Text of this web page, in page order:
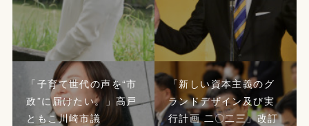
「子育て世代の声を“市
政”に届けたい。」高戸
ともこ川崎市議
「新しい資本主義のグ
ランドデザイン及び実
行計画 二〇二三」改訂